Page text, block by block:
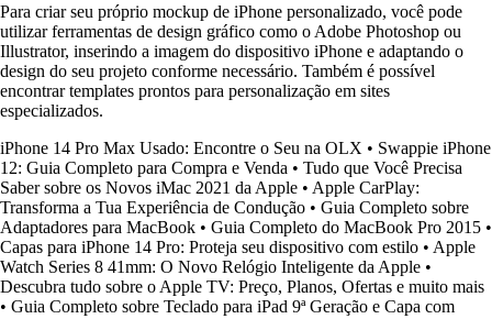
Para criar seu próprio mockup de iPhone personalizado, você pode
utilizar ferramentas de design gráfico como o Adobe Photoshop ou
Illustrator, inserindo a imagem do dispositivo iPhone e adaptando o
design do seu projeto conforme necessário. Também é possível
encontrar templates prontos para personalização em sites
especializados.
iPhone 14 Pro Max Usado: Encontre o Seu na OLX • Swappie iPhone
12: Guia Completo para Compra e Venda • Tudo que Você Precisa
Saber sobre os Novos iMac 2021 da Apple • Apple CarPlay:
Transforma a Tua Experiência de Condução • Guia Completo sobre
Adaptadores para MacBook • Guia Completo do MacBook Pro 2015 •
Capas para iPhone 14 Pro: Proteja seu dispositivo com estilo • Apple
Watch Series 8 41mm: O Novo Relógio Inteligente da Apple •
Descubra tudo sobre o Apple TV: Preço, Planos, Ofertas e muito mais
• Guia Completo sobre Teclado para iPad 9ª Geração e Capa com